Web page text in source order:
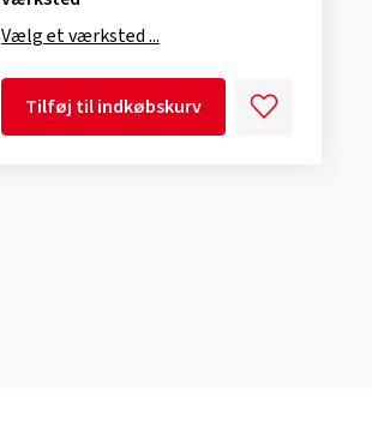
Vælg et værksted ...
Tilføj til indkøbskurv